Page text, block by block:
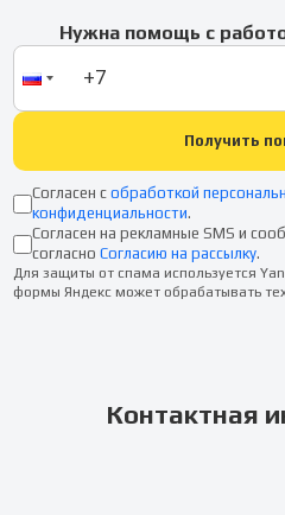
Нужна помощь с
Получить
Согласен с обработкой
конфиденциальности.
Согласен на рекламные SMS и
согласно Согласию на рассылку.
Для защиты от спама используется
формы Яндекс может обрабатывать
Контактная